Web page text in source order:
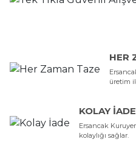
HER
üretim
KOLAY İADE
Ersancak
kolaylığı sağlar.